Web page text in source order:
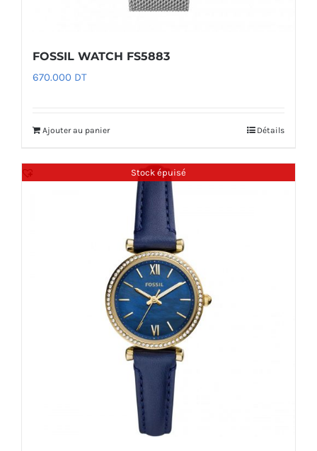
FOSSIL WATCH FS5883
670.000 DT
Ajouter au panier Détails
Stock épuisé